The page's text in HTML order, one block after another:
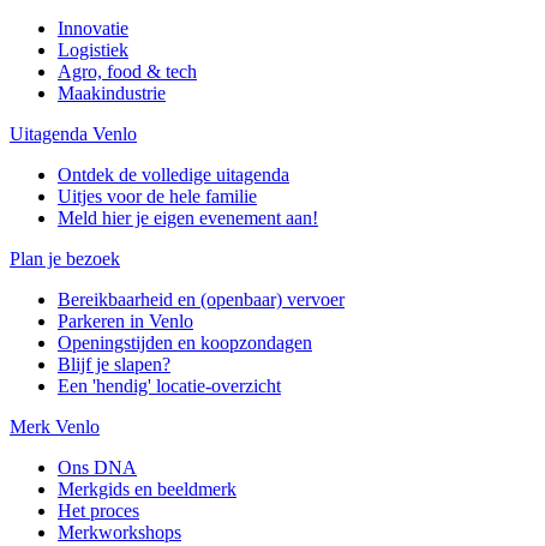
Innovatie
Logistiek
Agro, food & tech
Maakindustrie
Uitagenda Venlo
Ontdek de volledige uitagenda
Uitjes voor de hele familie
Meld hier je eigen evenement aan!
Plan je bezoek
Bereikbaarheid en (openbaar) vervoer
Parkeren in Venlo
Openingstijden en koopzondagen
Blijf je slapen?
Een 'hendig' locatie-overzicht
Merk Venlo
Ons DNA
Merkgids en beeldmerk
Het proces
Merkworkshops